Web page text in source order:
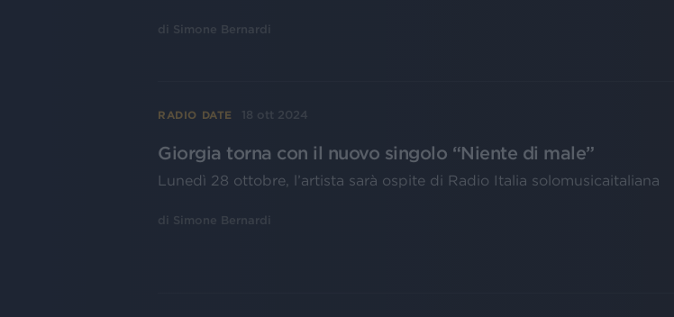
di Simone Bernardi
RADIO DATE 18 ott 2024
Giorgia torna con il nuovo singolo “Niente di male”
Lunedì 28 ottobre, l’artista sarà ospite di Radio Italia solomusicaitaliana
di Simone Bernardi